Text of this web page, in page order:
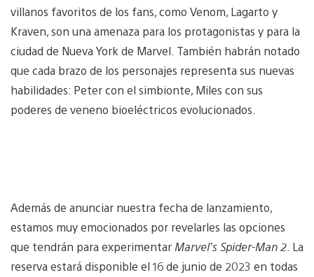
villanos favoritos de los fans, como Venom, Lagarto y
Kraven, son una amenaza para los protagonistas y para la
ciudad de Nueva York de Marvel. También habrán notado
que cada brazo de los personajes representa sus nuevas
habilidades: Peter con el simbionte, Miles con sus
poderes de veneno bioeléctricos evolucionados.
Además de anunciar nuestra fecha de lanzamiento,
estamos muy emocionados por revelarles las opciones
que tendrán para experimentar Marvel’s Spider-Man 2 . La
reserva estará disponible el 16 de junio de 2023 en todas